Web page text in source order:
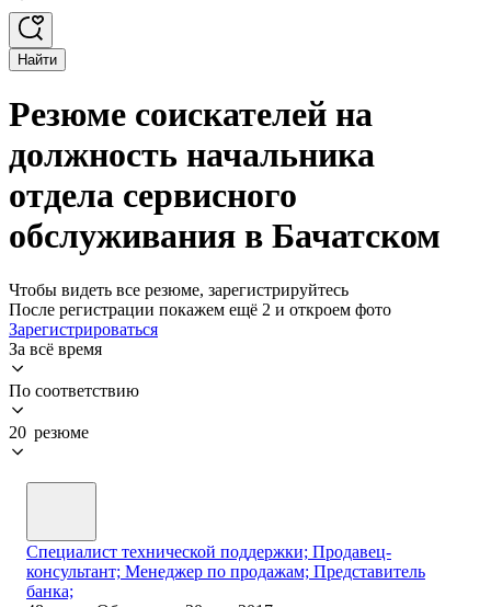
Найти
Резюме соискателей на
должность начальника
отдела сервисного
обслуживания в Бачатском
Чтобы видеть все резюме, зарегистрируйтесь
После регистрации покажем ещё 2 и откроем фото
Зарегистрироваться
За всё время
По соответствию
20 резюме
Специалист технической поддержки; Продавец-
консультант; Менеджер по продажам; Представитель
банка;